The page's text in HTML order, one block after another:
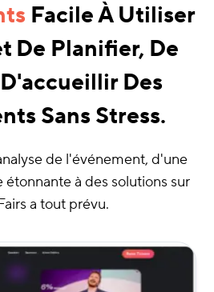
Facile À Utiliser
De Planifier, De
Des
Sans Stress.
de l'événement, d'une
à des solutions sur
a tout prévu.